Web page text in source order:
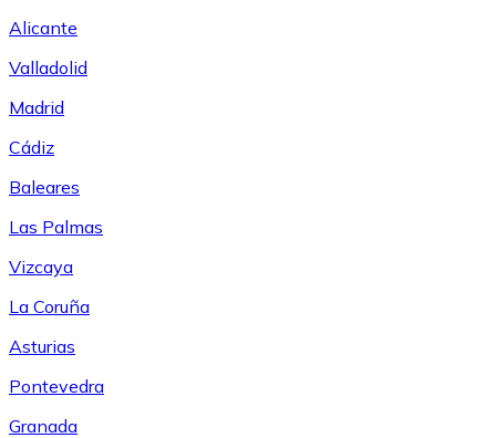
Alicante
Valladolid
Madrid
Cádiz
Baleares
Las Palmas
Vizcaya
La Coruña
Asturias
Pontevedra
Granada